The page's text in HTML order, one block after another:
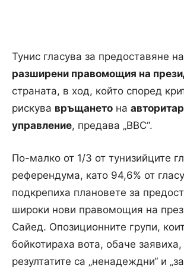
Тунис гласува за предоставяне
разширени правомощия на
страната, в ход, който според
рискува връщането на
управление, предава „BBC“.
По-малко от 1/3 от тунизийците
референдума, като 94,6% от
подкрепиха плановете за
широки нови правомощия на
Сайед. Опозиционните групи,
бойкотираха вота, обаче заявиха,
резултатите са „ненадеждни“ и